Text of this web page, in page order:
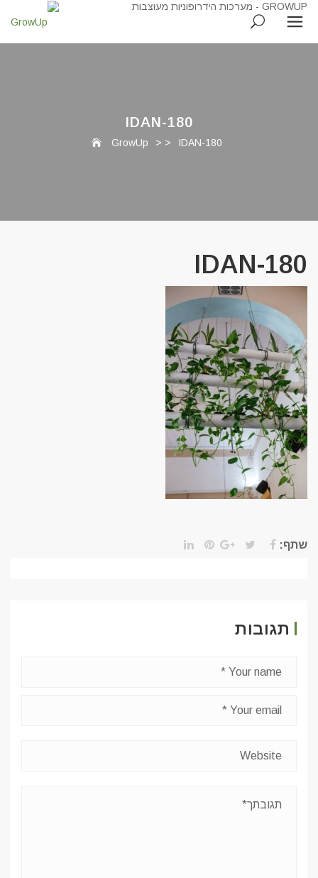
IDAN-180
GrowUp > > IDAN-180
IDAN-180
שתף:
תגובות